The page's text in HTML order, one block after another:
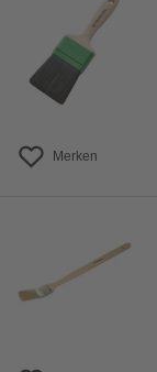
Merken